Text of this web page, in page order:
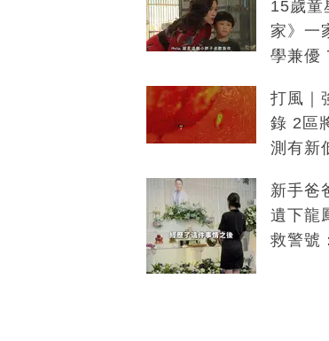
15歲童
家》一
學兼優
打風｜
錄 2區
測有新
新手爸
遺下龍
救警號